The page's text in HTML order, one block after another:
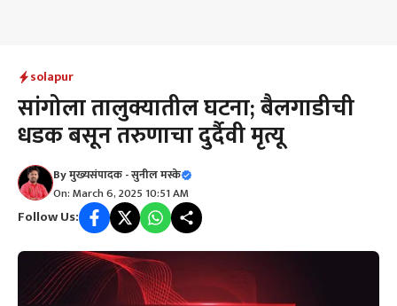
solapur
सांगोला तालुक्यातील घटना; बैलगाडीची
धडक बसून तरुणाचा दुर्दैवी मृत्यू
Byमुख्यसंपादक - सुनील मस्के
On: March 6, 2025 10:51 AM
Follow Us: